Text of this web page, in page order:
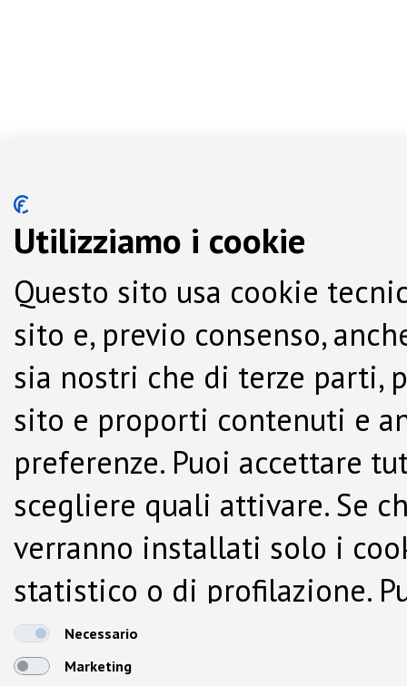
Utilizziamo i cookie
Questo sito usa cookie
sito e, previo consenso,
sia nostri che di terze parti,
sito e proporti contenuti e
preferenze. Puoi accettare
scegliere quali attivare. Se
verranno installati solo i
statistico o di profilazione.
dalla Cookie Policy.
Necessario
Marketing